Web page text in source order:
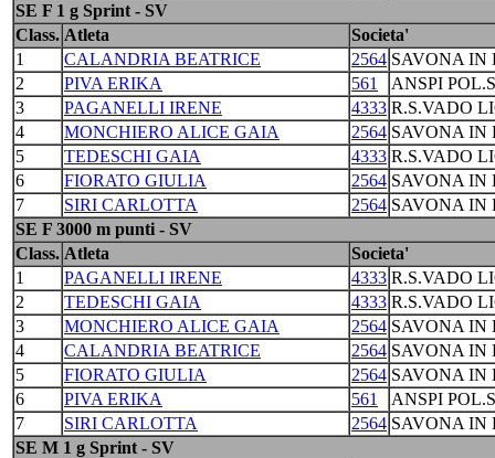
SE F 1 g Sprint - SV
Class. Atleta
Societa'
1
CALANDRIA BEATRICE 2564 SAVONA IN
2
PIVA ERIKA 561
ANSPI
3
PAGANELLI IRENE 4333 R.S.VADO
4
MONCHIERO ALICE GAIA 2564 SAVONA IN
5
TEDESCHI GAIA 4333 R.S.VADO
6
FIORATO GIULIA 2564 SAVONA IN
7
SIRI CARLOTTA 2564 SAVONA IN
SE F 3000 m punti - SV
Class. Atleta
Societa'
1
PAGANELLI IRENE 4333 R.S.VADO
2
TEDESCHI GAIA 4333 R.S.VADO
3
MONCHIERO ALICE GAIA 2564 SAVONA IN
4
CALANDRIA BEATRICE 2564 SAVONA IN
5
FIORATO GIULIA 2564 SAVONA IN
6
PIVA ERIKA 561
ANSPI
7
SIRI CARLOTTA 2564 SAVONA IN
SE M 1 g Sprint - SV